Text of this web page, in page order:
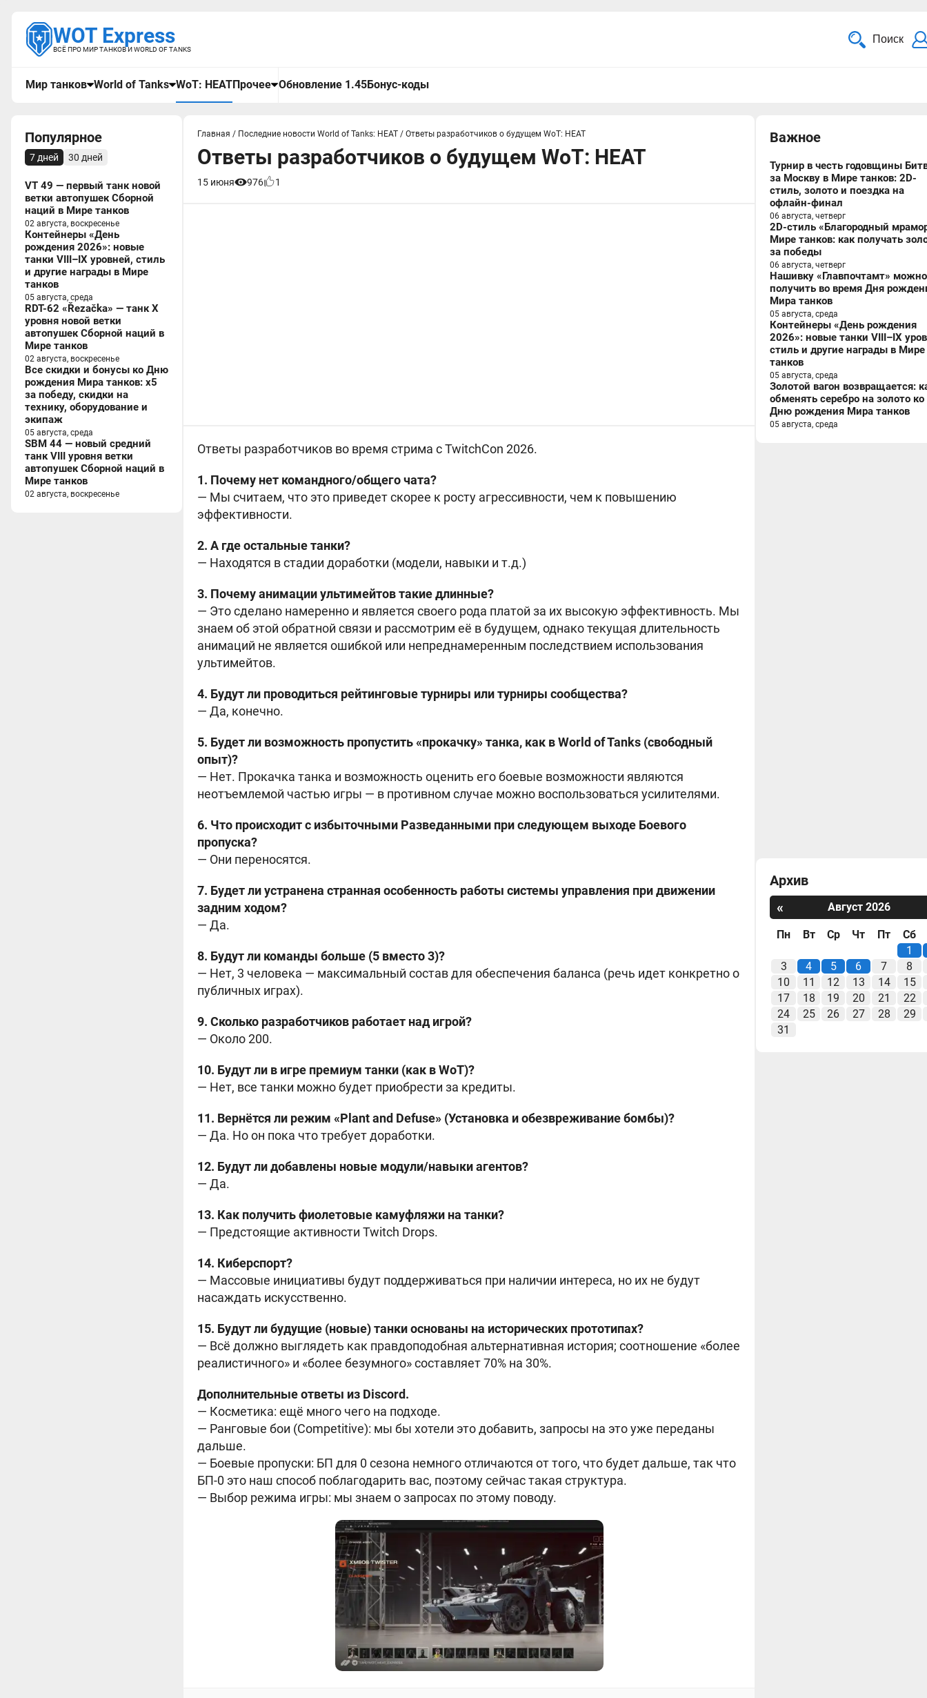
WOT Express
ВСЁ ПРО МИР ТАНКОВ И WORLD OF TANKS
Поиск
Мир танков World of Tanks WoT: HEATПрочее Обновление 1.45Бонус-коды
Популярное
7 дней 30 дней
VT 49 — первый танк новой
ветки автопушек Сборной
наций в Мире танков
02 августа, воскресенье
Контейнеры «День
рождения 2026»: новые
танки VIII–IX уровней, стиль
и другие награды в Мире
танков
05 августа, среда
RDT-62 «Řezačka» — танк X
уровня новой ветки
автопушек Сборной наций в
Мире танков
02 августа, воскресенье
Все скидки и бонусы ко Дню
рождения Мира танков: x5
за победу, скидки на
технику, оборудование и
экипаж
05 августа, среда
SBM 44 — новый средний
танк VIII уровня ветки
автопушек Сборной наций в
Мире танков
02 августа, воскресенье
Главная / Последние новости World of Tanks: HEAT / Ответы разработчиков о будущем WoT: HEAT
Ответы разработчиков о будущем WoT: HEAT
15 июня 976 1
Ответы разработчиков во время стрима с TwitchCon 2026.
1. Почему нет командного/общего чата?
— Мы считаем, что это приведет скорее к росту агрессивности, чем к повышению
эффективности.
2. А где остальные танки?
— Находятся в стадии доработки (модели, навыки и т.д.)
3. Почему анимации ультимейтов такие длинные?
— Это сделано намеренно и является своего рода платой за их высокую эффективность. Мы
знаем об этой обратной связи и рассмотрим её в будущем, однако текущая длительность
анимаций не является ошибкой или непреднамеренным последствием использования
ультимейтов.
4. Будут ли проводиться рейтинговые турниры или турниры сообщества?
— Да, конечно.
5. Будет ли возможность пропустить «прокачку» танка, как в World of Tanks (свободный
опыт)?
— Нет. Прокачка танка и возможность оценить его боевые возможности являются
неотъемлемой частью игры — в противном случае можно воспользоваться усилителями.
6. Что происходит с избыточными Разведанными при следующем выходе Боевого
пропуска?
— Они переносятся.
7. Будет ли устранена странная особенность работы системы управления при движении
задним ходом?
— Да.
8. Будут ли команды больше (5 вместо 3)?
— Нет, 3 человека — максимальный состав для обеспечения баланса (речь идет конкретно о
публичных играх).
9. Сколько разработчиков работает над игрой?
— Около 200.
10. Будут ли в игре премиум танки (как в WoT)?
— Нет, все танки можно будет приобрести за кредиты.
11. Вернётся ли режим «Plant and Defuse» (Установка и обезвреживание бомбы)?
— Да. Но он пока что требует доработки.
12. Будут ли добавлены новые модули/навыки агентов?
— Да.
13. Как получить фиолетовые камуфляжи на танки?
— Предстоящие активности Twitch Drops.
14. Киберспорт?
— Массовые инициативы будут поддерживаться при наличии интереса, но их не будут
насаждать искусственно.
15. Будут ли будущие (новые) танки основаны на исторических прототипах?
— Всё должно выглядеть как правдоподобная альтернативная история; соотношение «более
реалистичного» и «более безумного» составляет 70% на 30%.
Дополнительные ответы из Discord.
— Косметика: ещё много чего на подходе.
— Ранговые бои (Competitive): мы бы хотели это добавить, запросы на это уже переданы
дальше.
— Боевые пропуски: БП для 0 сезона немного отличаются от того, что будет дальше, так что
БП-0 это наш способ поблагодарить вас, поэтому сейчас такая структура.
— Выбор режима игры: мы знаем о запросах по этому поводу.
Важное
Турнир в честь годовщины
за Москву в Мире танков: 2D-
стиль, золото и поездка на
офлайн-финал
06 августа, четверг
2D-стиль «Благородный
Мире танков: как получать
за победы
06 августа, четверг
Нашивку «Главпочтамт» можно
получить во время Дня
Мира танков
05 августа, среда
Контейнеры «День рождения
2026»: новые танки VIII–IX
стиль и другие награды в Мире
танков
05 августа, среда
Золотой вагон возвращается:
обменять серебро на золото ко
Дню рождения Мира танков
05 августа, среда
Архив
«
Август 2026
Пн Вт Ср Чт Пт
Сб
1
3
4 5 6 7
8
10
11 12 13 14
15
17
18 19 20 21
22
24
25 26 27 28
29
31